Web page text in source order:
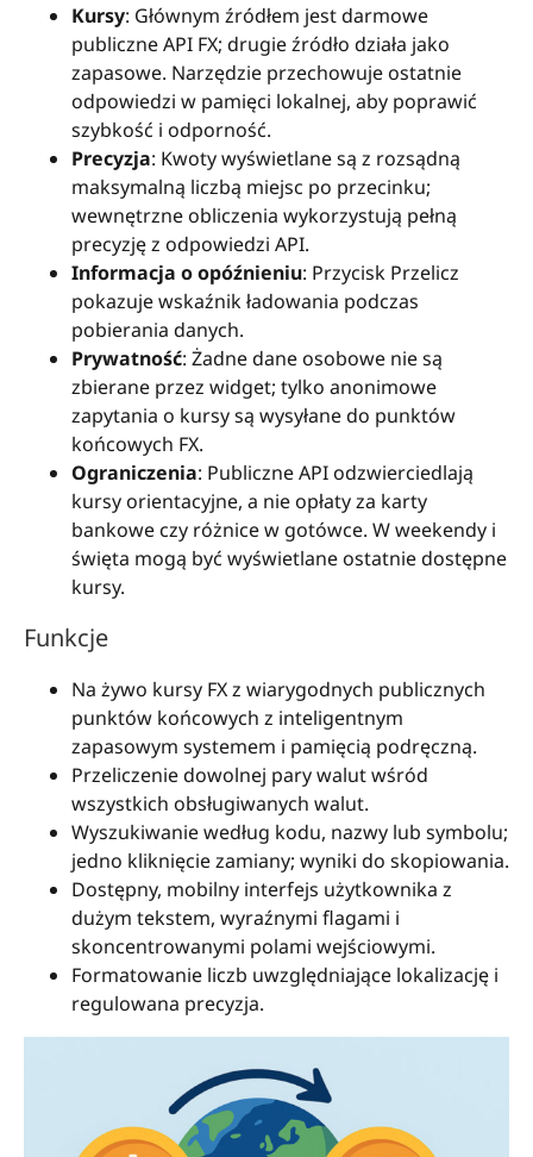
Kursy: Głównym źródłem jest darmowe
publiczne API FX; drugie źródło działa jako
zapasowe. Narzędzie przechowuje ostatnie
odpowiedzi w pamięci lokalnej, aby poprawić
szybkość i odporność.
Precyzja: Kwoty wyświetlane są z rozsądną
maksymalną liczbą miejsc po przecinku;
wewnętrzne obliczenia wykorzystują pełną
precyzję z odpowiedzi API.
Informacja o opóźnieniu: Przycisk Przelicz
pokazuje wskaźnik ładowania podczas
pobierania danych.
Prywatność: Żadne dane osobowe nie są
zbierane przez widget; tylko anonimowe
zapytania o kursy są wysyłane do punktów
końcowych FX.
Ograniczenia: Publiczne API odzwierciedlają
kursy orientacyjne, a nie opłaty za karty
bankowe czy różnice w gotówce. W weekendy i
święta mogą być wyświetlane ostatnie dostępne
kursy.
Funkcje
Na żywo kursy FX z wiarygodnych publicznych
punktów końcowych z inteligentnym
zapasowym systemem i pamięcią podręczną.
Przeliczenie dowolnej pary walut wśród
wszystkich obsługiwanych walut.
Wyszukiwanie według kodu, nazwy lub symbolu;
jedno kliknięcie zamiany; wyniki do skopiowania.
Dostępny, mobilny interfejs użytkownika z
dużym tekstem, wyraźnymi flagami i
skoncentrowanymi polami wejściowymi.
Formatowanie liczb uwzględniające lokalizację i
regulowana precyzja.